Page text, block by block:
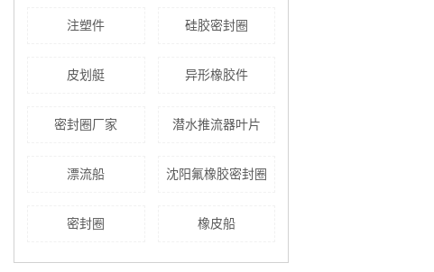
注塑件 硅胶密封圈
皮划艇 异形橡胶件
密封圈厂家 潜水推流器叶片
漂流船 沈阳氟橡胶密封圈
密封圈 橡皮船